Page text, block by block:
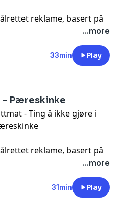
reklame, basert på
for informasjon og dine valg
...more
33min Play
- Pæreskinke
- Ting å ikke gjøre i
reklame, basert på
for informasjon og dine valg
...more
31min Play